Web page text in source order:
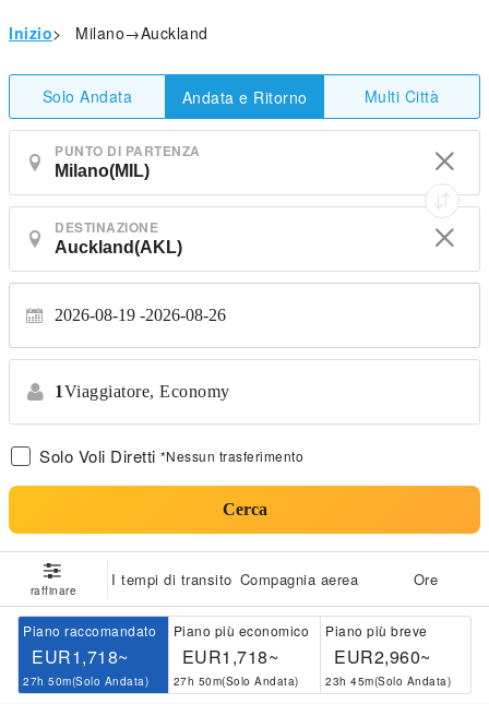
Inizio> Milano→Auckland
Solo Andata Andata e Ritorno Multi Città
PUNTO DI PARTENZA
DESTINAZIONE
2026-08-19 2026-08-26
1Viaggiatore, Economy
Solo Voli Diretti *Nessun trasferimento
Cerca
raffinare
I tempi di transito Compagnia aerea Ore
Piano raccomandato
EUR1,718~
27h 50m(Solo Andata)
Piano più economico
EUR1,718~
27h 50m(Solo Andata)
Piano più breve
EUR2,960~
23h 45m(Solo Andata)